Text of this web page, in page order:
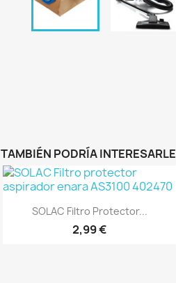
TAMBIÉN PODRÍA INTERESARLE
 Vista rápida
SOLAC Filtro Protector...
2,99 €